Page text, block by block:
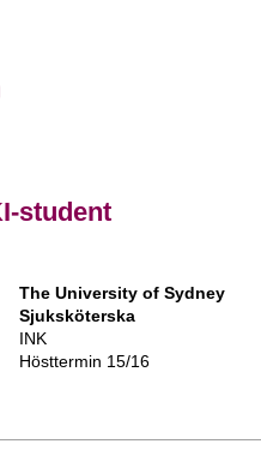
student
The University of Sydney
Sjuksköterska
INK
Hösttermin 15/16